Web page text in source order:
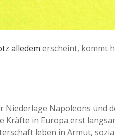
alledem erscheint, kommt
Niederlage Napoleons und
Kräfte in Europa erst
leben in Armut,